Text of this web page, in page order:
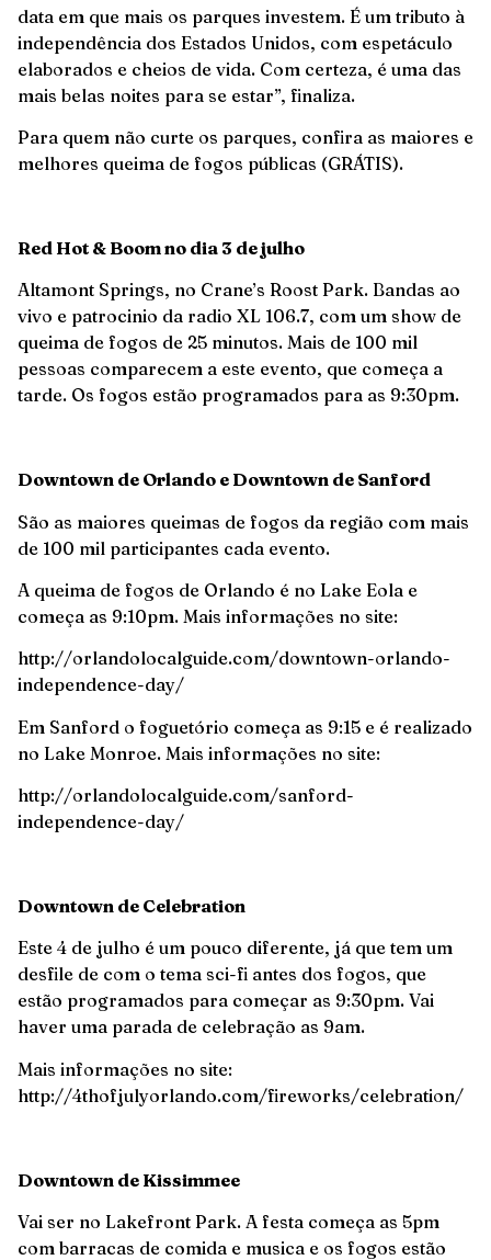
data em que mais os parques investem. É um tributo à
independência dos Estados Unidos, com espetáculo
elaborados e cheios de vida. Com certeza, é uma das
mais belas noites para se estar”, finaliza.
Para quem não curte os parques, confira as maiores e
melhores queima de fogos públicas (GRÁTIS).
Red Hot & Boom no dia 3 de julho
Altamont Springs, no Crane’s Roost Park. Bandas ao
vivo e patrocinio da radio XL 106.7, com um show de
queima de fogos de 25 minutos. Mais de 100 mil
pessoas comparecem a este evento, que começa a
tarde. Os fogos estão programados para as 9:30pm.
Downtown de Orlando e Downtown de Sanford
São as maiores queimas de fogos da região com mais
de 100 mil participantes cada evento.
A queima de fogos de Orlando é no Lake Eola e
começa as 9:10pm. Mais informações no site:
http://orlandolocalguide.com/downtown-orlando-
independence-day/
Em Sanford o foguetório começa as 9:15 e é realizado
no Lake Monroe. Mais informações no site:
http://orlandolocalguide.com/sanford-
independence-day/
Downtown de Celebration
Este 4 de julho é um pouco diferente, já que tem um
desfile de com o tema sci-fi antes dos fogos, que
estão programados para começar as 9:30pm. Vai
haver uma parada de celebração as 9am.
Mais informações no site:
http://4thofjulyorlando.com/fireworks/celebration/
Downtown de Kissimmee
Vai ser no Lakefront Park. A festa começa as 5pm
com barracas de comida e musica e os fogos estão